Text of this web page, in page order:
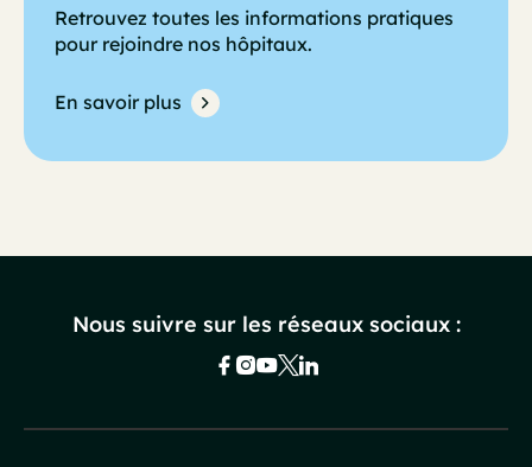
Retrouvez toutes les informations pratiques
pour rejoindre nos hôpitaux.
En savoir plus
Nous suivre sur les réseaux sociaux :